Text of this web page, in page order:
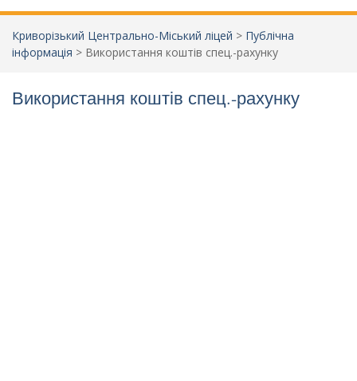
Криворізький Центрально-Міський ліцей > Публічна
інформація > Використання коштів спец.-рахунку
Використання коштів спец.-рахунку